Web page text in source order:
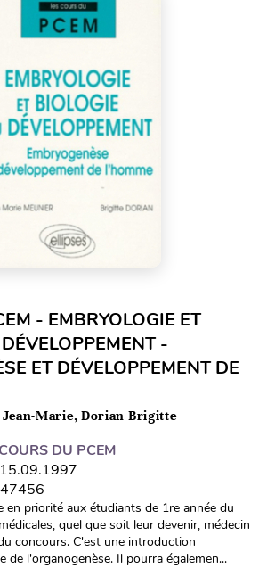
- EMBRYOLOGIE ET
-
ET DÉVELOPPEMENT DE
Marie, Dorian Brigitte
DU PCEM
en priorité aux étudiants de 1re année du
quel que soit leur devenir, médecin
concours. C'est une introduction
de l'organogenèse. Il pourra égalemen...